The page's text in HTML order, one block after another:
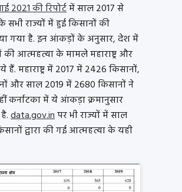
की रिपोर्टमें साल 2017 से
राज्यों में हुई किसानों की
गया है. इन आंकड़ों के अनुसार, देश में
आत्महत्या के मामले महाराष्ट्र और
महाराष्ट्र में 2017 में 2426 किसानों,
और साल 2019 में 2680 किसानों ने
कर्नाटका में ये आंकड़ा क्रमानुसार
data.gov.inपर भी राज्यों में साल
द्वारा की गई आत्महत्या के यही